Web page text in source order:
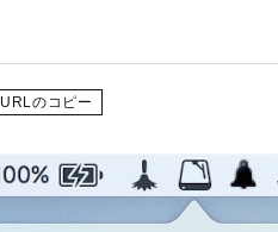
URLのコピー